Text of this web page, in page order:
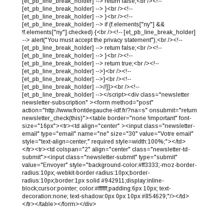
[et_pb_line_break_holder] --> }<br /><!--
[et_pb_line_break_holder] --> }<br /><!--
[et_pb_line_break_holder] --> if (f.elements["ny"] &&
!f.elements["ny"].checked) {<br /><!-- [et_pb_line_break_holder]
--> alert("You must accept the privacy statement");<br /><!--
[et_pb_line_break_holder] --> return false;<br /><!--
[et_pb_line_break_holder] --> }<br /><!--
[et_pb_line_break_holder] --> return true;<br /><!--
[et_pb_line_break_holder] -->}<br /><!--
[et_pb_line_break_holder] -->}<br /><!--
[et_pb_line_break_holder] -->//]]><br /><!--
[et_pb_line_break_holder] --></script><div class="newsletter
newsletter-subscription" ><form method="post"
action="http://www.frontdegauche-idf.fr/?na=s" onsubmit="return
newsletter_check(this)"><table border="none !important" font-
size="16px"><tr><td align="center" ><input class="newsletter-
email" type="email" name="ne" size="30" value="Votre email"
style="text-align=center;" required style=width:100%;"></td>
</tr><tr><td colspan="2" align="center" class="newsletter-td-
submit"><input class="newsletter-submit" type="submit"
value="Envoyer" style="background-color:#ff3333;-moz-border-
radius:10px;-webkit-border-radius:10px;border-
radius:10px;border:1px solid #942911;display:inline-
block;cursor:pointer; color:#ffffff;padding:6px 10px; text-
decoration:none; text-shadow:0px 0px 10px #854629;"/></td>
</tr></table></form></div>